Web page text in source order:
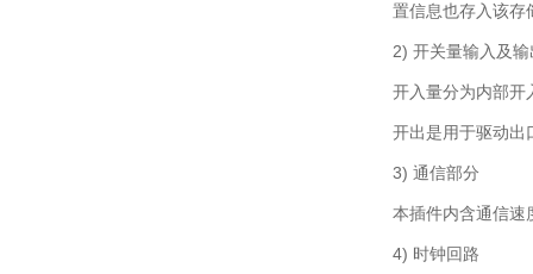
置信息也存入该存
2) 开关量输入及
开入量分为内部开
开出是用于驱动出
3) 通信部分
本插件内含通信速
4) 时钟回路